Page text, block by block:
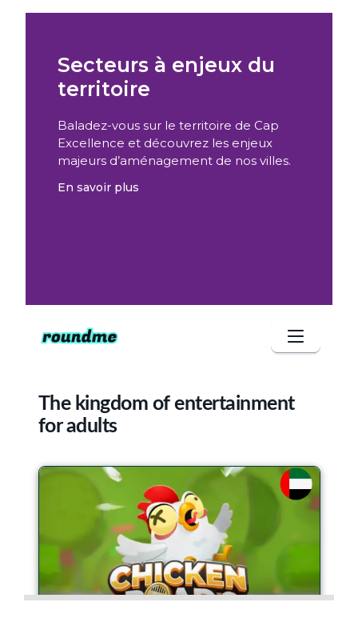
Secteurs à enjeux du
territoire
Baladez-vous sur le territoire de Cap
Excellence et découvrez les enjeux
majeurs d’aménagement de nos villes.
En savoir plus